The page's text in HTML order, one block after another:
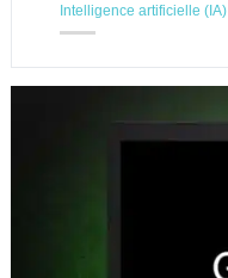
Intelligence artificielle (IA)